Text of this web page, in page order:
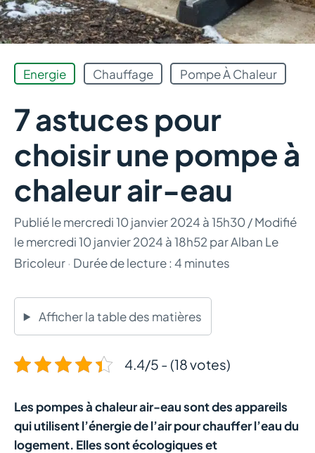
Energie Chauffage Pompe À Chaleur
7 astuces pour
choisir une pompe à
chaleur air-eau
Publié lemercredi 10 janvier 2024 à 15h30/ Modifié
le mercredi 10 janvier 2024 à 18h52 parAlban Le
Bricoleur · Durée de lecture : 4 minutes
Afficher la table des matières
4.4/5 - (18 votes)
Les pompes à chaleur air-eau sont des appareils
qui utilisent l’énergie de l’air pour chauffer l’eau du
logement. Elles sont écologiques et